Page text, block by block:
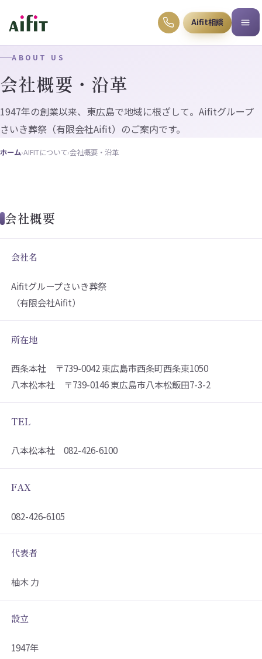
Aifit相談
ABOUT US
会社概要・沿革
1947年の創業以来、東広島で地域に根ざして。Aifitグループ
さいき葬祭（有限会社Aifit）のご案内です。
ホーム›AIFITについて›会社概要・沿革
会社概要
会社名
Aifitグループさいき葬祭
（有限会社Aifit）
所在地
西条本社 〒739-0042 東広島市西条町西条東1050
八本松本社 〒739-0146 東広島市八本松飯田7-3-2
TEL
八本松本社 082-426-6100
FAX
082-426-6105
代表者
柚木 力
設立
1947年